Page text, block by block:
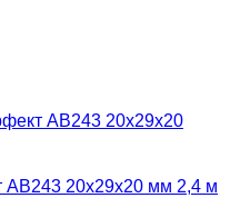
AB243 20х29х20 мм 2,4 м